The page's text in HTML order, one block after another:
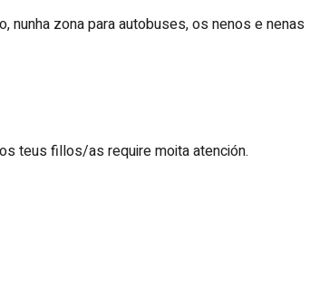
nunha zona para autobuses, os nenos e nenas
teus fillos/as require moita atención.